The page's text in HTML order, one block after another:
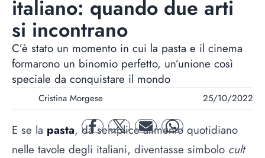
italiano: quando due arti
si incontrano
C’è stato un momento in cui la pasta e il cinema
formarono un binomio perfetto, un’unione così
speciale da conquistare il mondo
Cristina Morgese 25/10/2022
facebooktwitter mail whatsapp
E se la pasta, da semplice alimento quotidiano
nelle tavole degli italiani, diventasse simbolo cult